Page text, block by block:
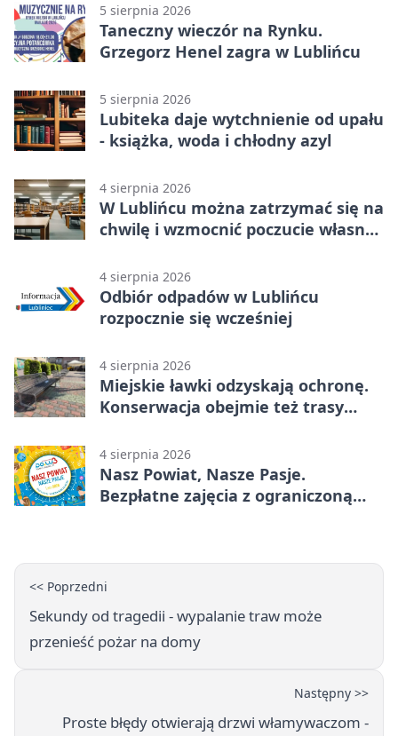
5 sierpnia 2026
Taneczny wieczór na Rynku.
Grzegorz Henel zagra w Lublińcu
5 sierpnia 2026
Lubiteka daje wytchnienie od upału
- książka, woda i chłodny azyl
4 sierpnia 2026
W Lublińcu można zatrzymać się na
chwilę i wzmocnić poczucie własnej
4 sierpnia 2026
Odbiór odpadów w Lublińcu
rozpocznie się wcześniej
4 sierpnia 2026
Miejskie ławki odzyskają ochronę.
Konserwacja obejmie też trasy
4 sierpnia 2026
Nasz Powiat, Nasze Pasje.
Bezpłatne zajęcia z ograniczoną
<< Poprzedni
Sekundy od tragedii - wypalanie traw może
przenieść pożar na domy
Następny >>
Proste błędy otwierają drzwi włamywaczom -